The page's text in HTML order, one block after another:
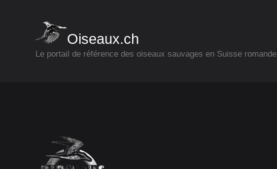
Oiseaux.ch
Le portail de référence des oiseaux sauvages en Suisse romande